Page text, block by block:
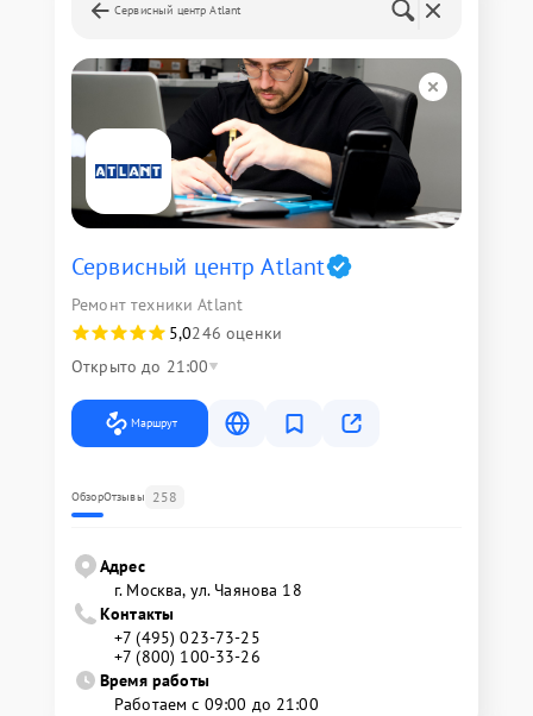
Сервисный центр Atlant
Сервисный центр Atlant
Ремонт техники Atlant
5,0246 оценки
Открыто до 21:00
Маршрут
ОбзорОтзывы 258
Адрес
г. Москва, ул. Чаянова 18
Контакты
+7 (495) 023-73-25
+7 (800) 100-33-26
Время работы
Работаем с 09:00 до 21:00